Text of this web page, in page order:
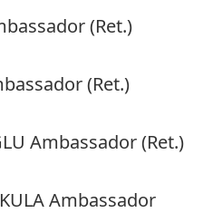
(Ret.)
(Ret.)
Ambassador (Ret.)
Ambassador